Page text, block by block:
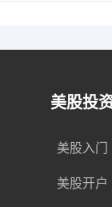
美股投
美股入门
美股开户